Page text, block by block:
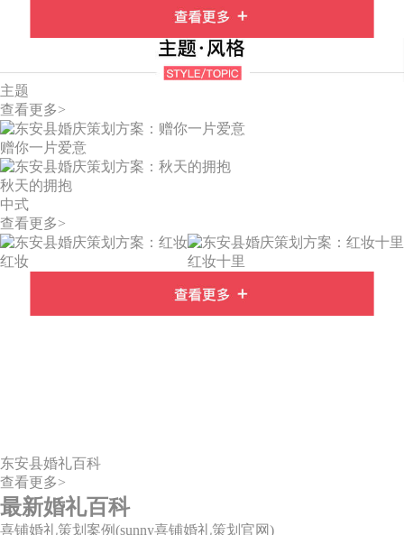
主题
查看更多>
赠你一片爱意
秋天的拥抱
中式
查看更多>
红妆 红妆十里
东安县婚礼百科
查看更多>
最新婚礼百科
喜铺婚礼策划案例(sunny喜铺婚礼策划官网)